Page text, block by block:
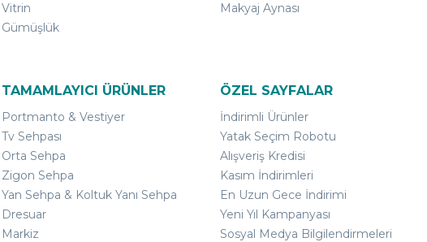
Vitrin
Gümüşlük
Makyaj Aynası
TAMAMLAYICI ÜRÜNLER
Portmanto & Vestiyer
Tv Sehpası
Orta Sehpa
Zigon Sehpa
Yan Sehpa & Koltuk Yanı Sehpa
Dresuar
Markiz
ÖZEL SAYFALAR
İndirimli Ürünler
Yatak Seçim Robotu
Alışveriş Kredisi
Kasım İndirimleri
En Uzun Gece İndirimi
Yeni Yıl Kampanyası
Sosyal Medya Bilgilendirmeleri